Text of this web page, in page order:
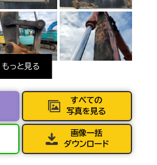
すべての
写真を見る
画像一括
ダウンロード